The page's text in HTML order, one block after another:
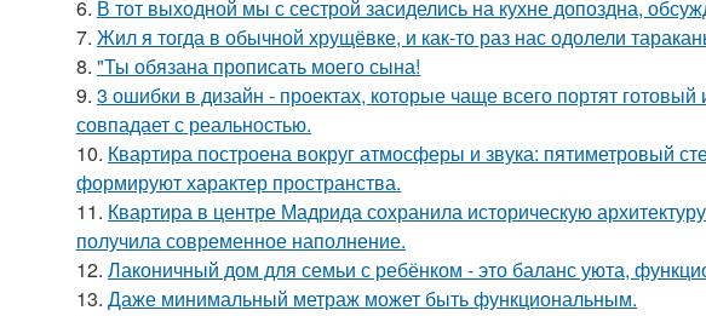
6. В тот выходной мы с сестрой засиделись на кухне допоздна,
7. Жил я тогда в обычной хрущёвке, и как-то раз нас одолели
8. "Ты обязана прописать моего сына!
9. 3 ошибки в дизайн - проектах, которые чаще всего портят
совпадает с реальностью.
10. Квартира построена вокруг атмосферы и звука: пятиметровый
формируют характер пространства.
11. Квартира в центре Мадрида сохранила историческую
получила современное наполнение.
12. Лаконичный дом для семьи с ребёнком - это баланс уюта,
13. Даже минимальный метраж может быть функциональным.